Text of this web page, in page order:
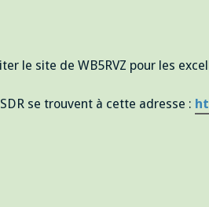
le site de WB5RVZ pour les
se trouvent à cette adresse :